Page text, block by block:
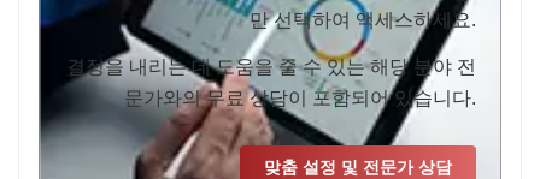
만 선택하여 액세스하세요.
결정을 내리는 데 도움을 줄 수 있는 해당 분야 전
문가와의 무료 상담이 포함되어 있습니다.
맞춤 설정 및 전문가 상담